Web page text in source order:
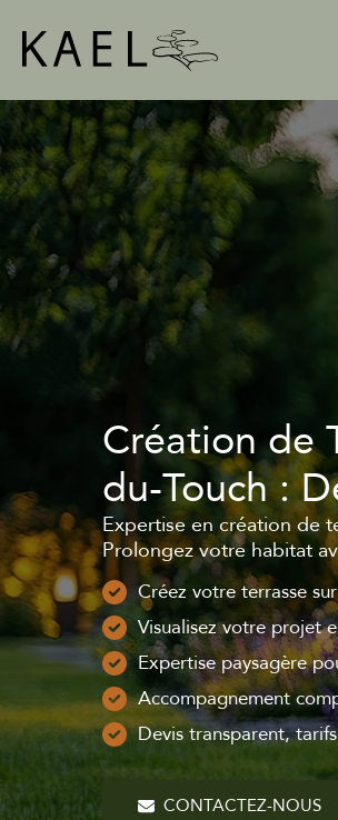
Création de
du-Touch :
Expertise en création de
Prolongez votre habitat
Créez votre terrasse
Visualisez votre projet
Expertise paysagère
Accompagnement
Devis transparent,
CONTACTEZ-NOUS